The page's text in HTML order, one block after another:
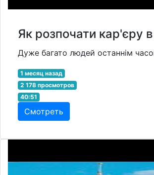
Як розпочати кар'єру в
Дуже багато людей останнім
1 месяц назад
2 178 просмотров
40:51
Смотреть